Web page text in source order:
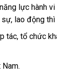
lực hành
lao động
tác, tổ chức
Nam.